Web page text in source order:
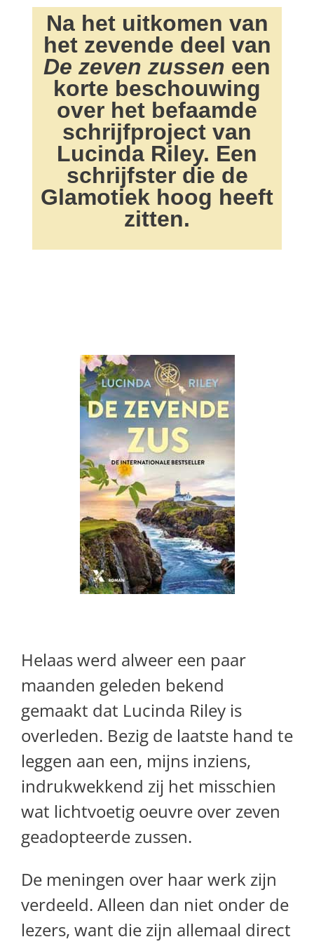
Na het uitkomen van
het zevende deel van
De zeven zussen een
korte beschouwing
over het befaamde
schrijfproject van
Lucinda Riley. Een
schrijfster die de
Glamotiek hoog heeft
zitten.
Helaas werd alweer een paar
maanden geleden bekend
gemaakt dat Lucinda Riley is
overleden. Bezig de laatste hand te
leggen aan een, mijns inziens,
indrukwekkend zij het misschien
wat lichtvoetig oeuvre over zeven
geadopteerde zussen.
De meningen over haar werk zijn
verdeeld. Alleen dan niet onder de
lezers, want die zijn allemaal direct